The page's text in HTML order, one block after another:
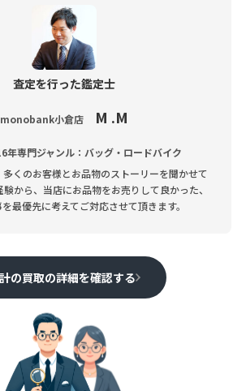
査定を行った鑑定士
monobank小倉店 M .M
年専門ジャンル：バッグ・ロードバイク
多くのお客様とお品物のストーリーを聞かせて
から、当店にお品物をお売りして良かった、
最優先に考えてご対応させて頂きます。
の買取の詳細を確認する